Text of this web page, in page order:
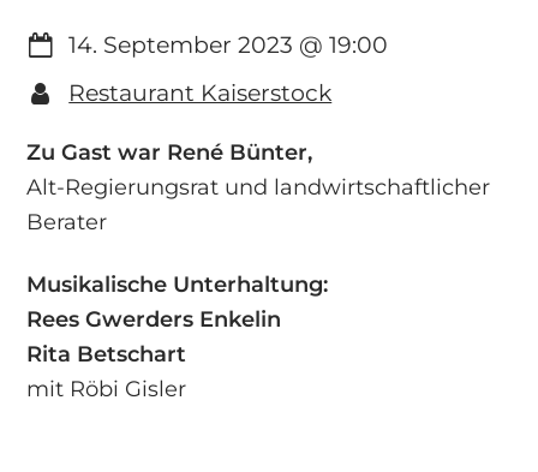
14. September 2023 @19:00
Restaurant Kaiserstock
Zu Gast war René Bünter,
Alt-Regierungsrat und landwirtschaftlicher
Berater
Musikalische Unterhaltung:
Rees Gwerders Enkelin
Rita Betschart
mit Röbi Gisler